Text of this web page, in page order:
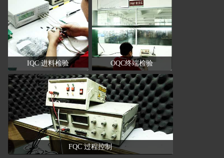
IQC 进料检验 OQC终端检验
FQC 过程控制